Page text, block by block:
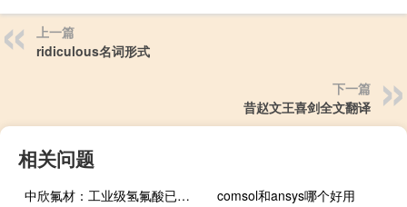
上一篇
ridiculous名词形式
下一篇
昔赵文王喜剑全文翻译
相关问题
中欣氟材：工业级氢氟酸已批产能7万吨项目技改已于今年5月底完成
comsol和ansys哪个好用